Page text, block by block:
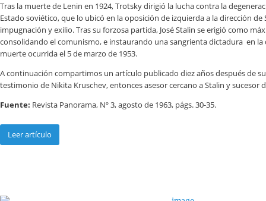
Tras la muerte de Lenin en 1924, Trotsky dirigió la lucha contra la
Estado soviético, que lo ubicó en la oposición de izquierda a la dirección de
impugnación y exilio. Tras su forzosa partida, José Stalin se erigió como
consolidando el comunismo, e instaurando una sangrienta dictadura en la
muerte ocurrida el 5 de marzo de 1953.
A continuación compartimos un artículo publicado diez años después de
testimonio de Nikita Kruschev, entonces asesor cercano a Stalin y sucesor
Fuente: Revista Panorama, Nº 3, agosto de 1963, págs. 30-35.
Leer artículo